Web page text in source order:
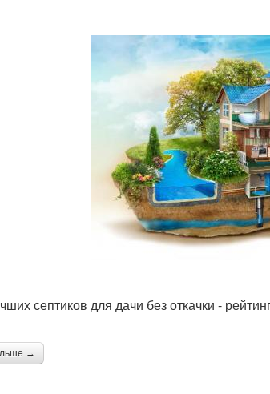
септиков для дачи без откачки -
→